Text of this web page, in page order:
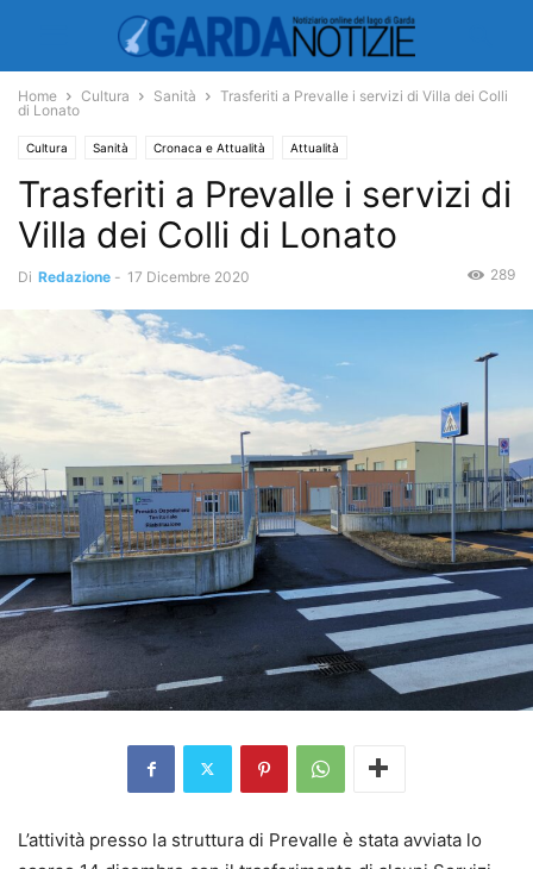
Home Cultura Sanità
Trasferiti a Prevalle i servizi di Villa dei Colli
di Lonato
Cultura Sanità Cronaca e Attualità Attualità
Trasferiti a Prevalle i servizi di
Villa dei Colli di Lonato
Di Redazione - 17 Dicembre 2020 289
L’attività presso la struttura di Prevalle è stata avviata lo